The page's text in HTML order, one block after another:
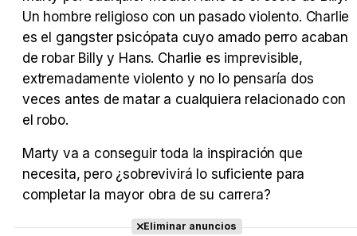
Tráiler Oficial en VOSE 'The Audacity'
Tráiler 'Do Not Enter' (2026)
Un hombre religioso con un pasado violento. Charlie
es el gangster psicópata cuyo amado perro acaban
de robar Billy y Hans. Charlie es imprevisible,
extremadamente violento y no lo pensaría dos
veces antes de matar a cualquiera relacionado con
el robo.
Marty va a conseguir toda la inspiración que
necesita, pero ¿sobrevivirá lo suficiente para
completar la mayor obra de su carrera?
Eliminar anuncios